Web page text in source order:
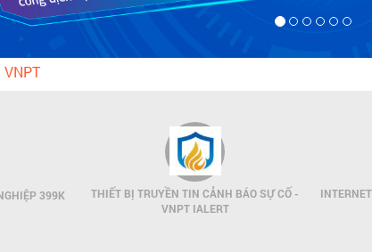
VNPT
399K
THIẾT BỊ TRUYỀN TIN CẢNH BÁO SỰ CỐ -
VNPT IALERT